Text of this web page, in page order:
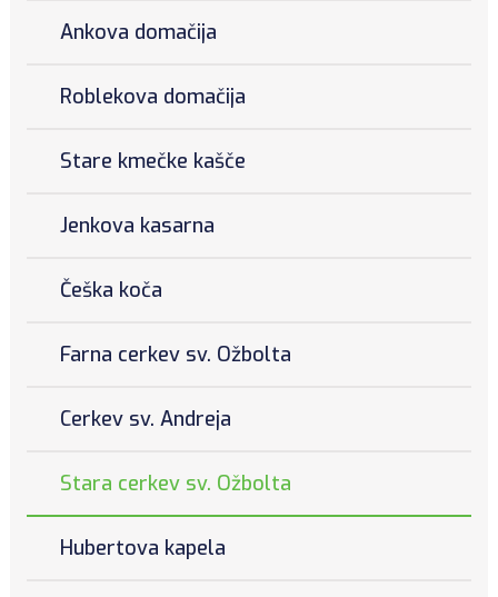
Ankova domačija
Roblekova domačija
Stare kmečke kašče
Jenkova kasarna
Češka koča
Farna cerkev sv. Ožbolta
Cerkev sv. Andreja
Stara cerkev sv. Ožbolta
Hubertova kapela